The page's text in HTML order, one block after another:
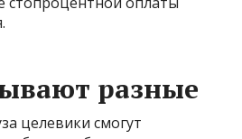
разные
целевики смогут